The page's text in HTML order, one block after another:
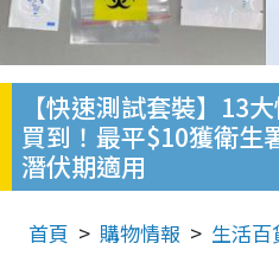
【快速測試套裝】13
買到！最平$10獲衛生
潛伏期適用
首頁 購物情報 生活百